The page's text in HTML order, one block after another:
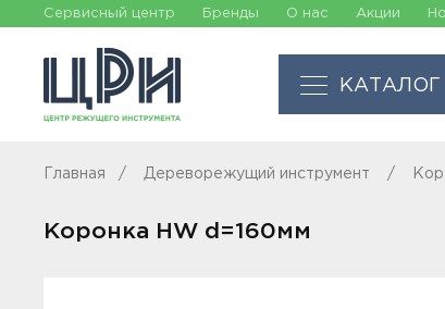
Сервисный центр Бренды О нас Акции
КАТАЛОГ
Главная Дереворежущий инструмент
Коронка HW d=160мм